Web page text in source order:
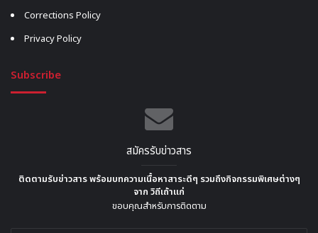
Corrections Policy
Privacy Policy
Subscribe
สมัครรับข่าวสาร
ติดตามรับข่าวสาร พร้อมบทความเนื้อหาสาระดีๆ รวมถึงกิจกรรมพิเศษต่างๆ
จาก วิถีเถ้าแก่
ขอบคุณสำหรับการติดตาม